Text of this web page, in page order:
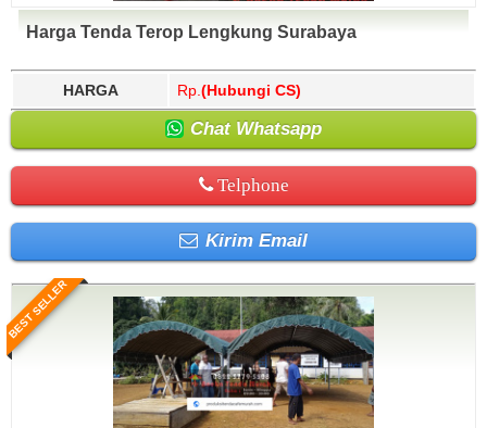
Harga Tenda Terop Lengkung Surabaya
HARGA Rp. (Hubungi CS)
Chat Whatsapp
Telphone
Kirim Email
BEST SELLER